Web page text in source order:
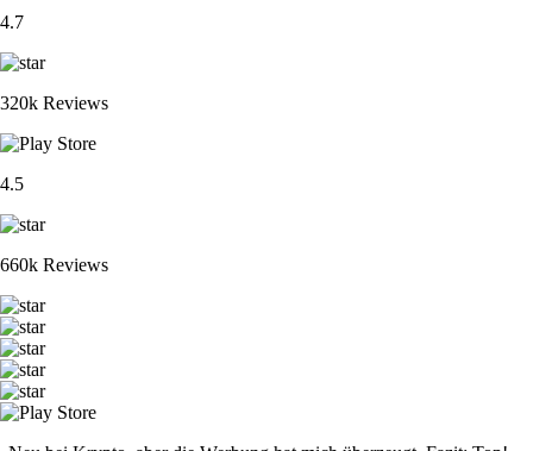
4.7
320k Reviews
4.5
660k Reviews